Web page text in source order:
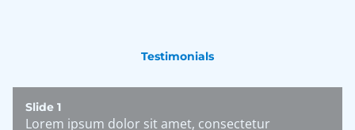
Testimonials
Slide 2
Lorem ipsum dolor sit amet, consectetur